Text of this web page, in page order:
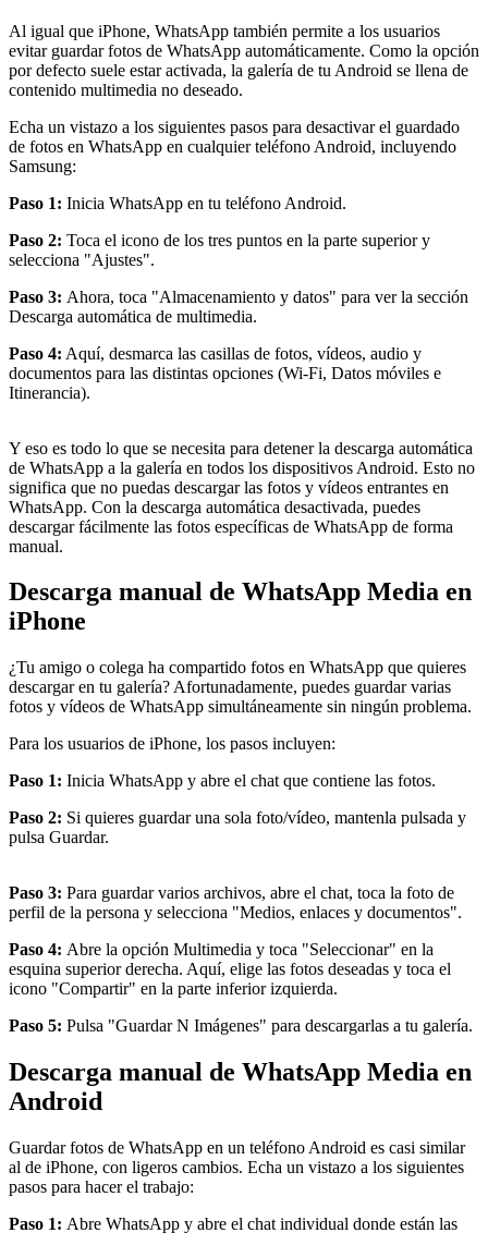
Al igual que iPhone, WhatsApp también permite a los usuarios
evitar guardar fotos de WhatsApp automáticamente. Como la opción
por defecto suele estar activada, la galería de tu Android se llena de
contenido multimedia no deseado.
Echa un vistazo a los siguientes pasos para desactivar el guardado
de fotos en WhatsApp en cualquier teléfono Android, incluyendo
Samsung:
Paso 1: Inicia WhatsApp en tu teléfono Android.
Paso 2: Toca el icono de los tres puntos en la parte superior y
selecciona "Ajustes".
Paso 3: Ahora, toca "Almacenamiento y datos" para ver la sección
Descarga automática de multimedia.
Paso 4: Aquí, desmarca las casillas de fotos, vídeos, audio y
documentos para las distintas opciones (Wi-Fi, Datos móviles e
Itinerancia).
Y eso es todo lo que se necesita para detener la descarga automática
de WhatsApp a la galería en todos los dispositivos Android. Esto no
significa que no puedas descargar las fotos y vídeos entrantes en
WhatsApp. Con la descarga automática desactivada, puedes
descargar fácilmente las fotos específicas de WhatsApp de forma
manual.
Descarga manual de WhatsApp Media en
iPhone
¿Tu amigo o colega ha compartido fotos en WhatsApp que quieres
descargar en tu galería? Afortunadamente, puedes guardar varias
fotos y vídeos de WhatsApp simultáneamente sin ningún problema.
Para los usuarios de iPhone, los pasos incluyen:
Paso 1: Inicia WhatsApp y abre el chat que contiene las fotos.
Paso 2: Si quieres guardar una sola foto/vídeo, mantenla pulsada y
pulsa Guardar.
Paso 3: Para guardar varios archivos, abre el chat, toca la foto de
perfil de la persona y selecciona "Medios, enlaces y documentos".
Paso 4: Abre la opción Multimedia y toca "Seleccionar" en la
esquina superior derecha. Aquí, elige las fotos deseadas y toca el
icono "Compartir" en la parte inferior izquierda.
Paso 5: Pulsa "Guardar N Imágenes" para descargarlas a tu galería.
Descarga manual de WhatsApp Media en
Android
Guardar fotos de WhatsApp en un teléfono Android es casi similar
al de iPhone, con ligeros cambios. Echa un vistazo a los siguientes
pasos para hacer el trabajo:
Paso 1: Abre WhatsApp y abre el chat individual donde están las